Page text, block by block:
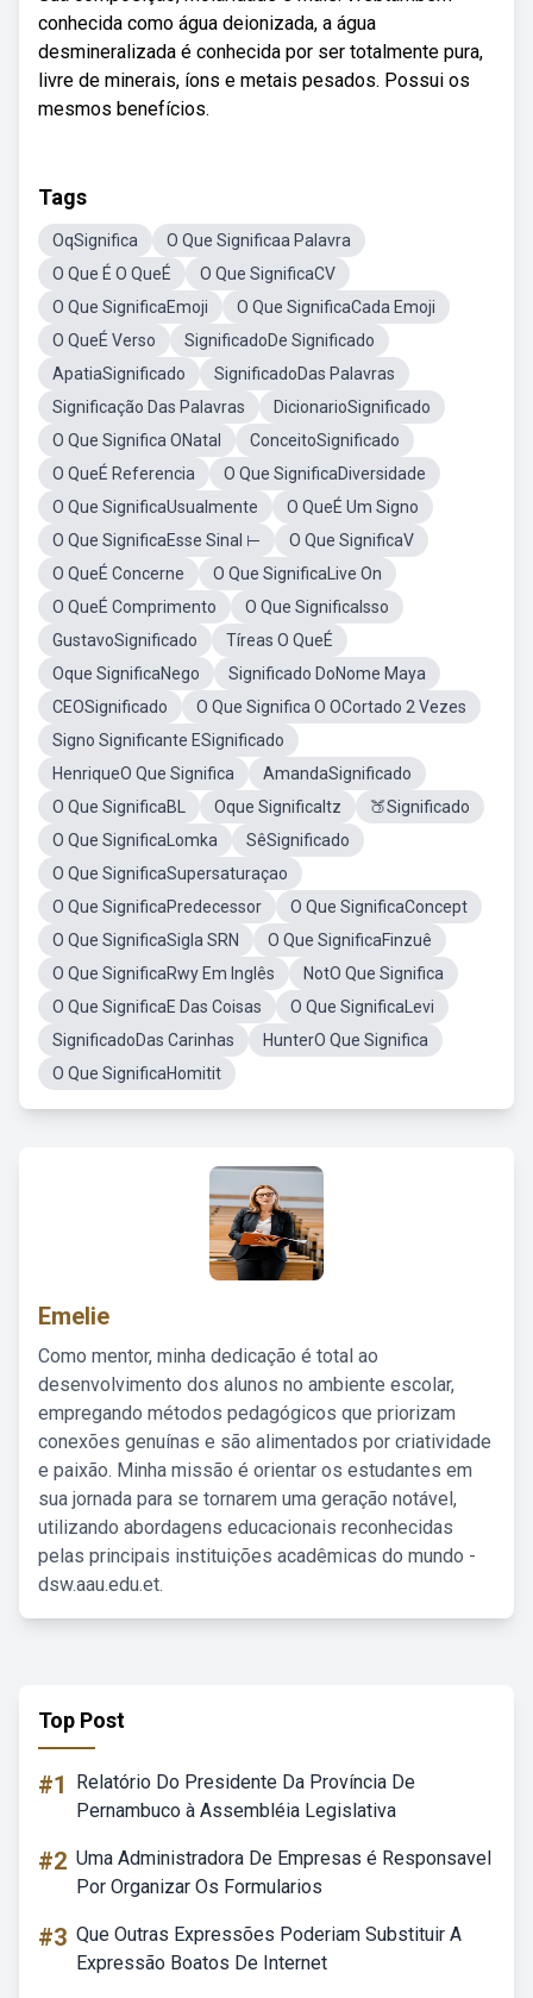
conhecida como água deionizada, a água
desmineralizada é conhecida por ser totalmente pura,
livre de minerais, íons e metais pesados. Possui os
mesmos benefícios.
Tags
OqSignifica
O Que Significaa Palavra
O Que É O QueÉ
O Que SignificaCV
O Que SignificaEmoji
O Que SignificaCada Emoji
O QueÉ Verso
SignificadoDe Significado
ApatiaSignificado
SignificadoDas Palavras
Significação Das Palavras
DicionarioSignificado
O Que Significa ONatal
ConceitoSignificado
O QueÉ Referencia
O Que SignificaDiversidade
O Que SignificaUsualmente
O QueÉ Um Signo
O Que SignificaEsse Sinal ⊢
O Que SignificaV
O QueÉ Concerne
O Que SignificaLive On
O QueÉ Comprimento
O Que SignificaIsso
GustavoSignificado
Tíreas O QueÉ
Oque SignificaNego
Significado DoNome Maya
CEOSignificado
O Que Significa O OCortado 2 Vezes
Signo Significante ESignificado
HenriqueO Que Significa
AmandaSignificado
O Que SignificaBL
Oque SignificaItz
🍑Significado
O Que SignificaLomka
SêSignificado
O Que SignificaSupersaturaçao
O Que SignificaPredecessor
O Que SignificaConcept
O Que SignificaSigla SRN
O Que SignificaFinzuê
O Que SignificaRwy Em Inglês
NotO Que Significa
O Que SignificaE Das Coisas
O Que SignificaLevi
SignificadoDas Carinhas
HunterO Que Significa
O Que SignificaHomitit
Emelie
Como mentor, minha dedicação é total ao
desenvolvimento dos alunos no ambiente escolar,
empregando métodos pedagógicos que priorizam
conexões genuínas e são alimentados por criatividade
e paixão. Minha missão é orientar os estudantes em
sua jornada para se tornarem uma geração notável,
utilizando abordagens educacionais reconhecidas
pelas principais instituições acadêmicas do mundo -
dsw.aau.edu.et.
Top Post
#1
Relatório Do Presidente Da Província De
Pernambuco à Assembléia Legislativa
#2 Uma Administradora De Empresas é Responsavel
Por Organizar Os Formularios
#3 Que Outras Expressões Poderiam Substituir A
Expressão Boatos De Internet